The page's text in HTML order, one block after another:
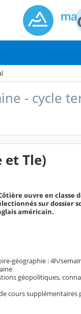
- cycle
et Tle)
ouvre en classe
sur dossier
américain.
géographie : 4h/
géopolitiques,
cours